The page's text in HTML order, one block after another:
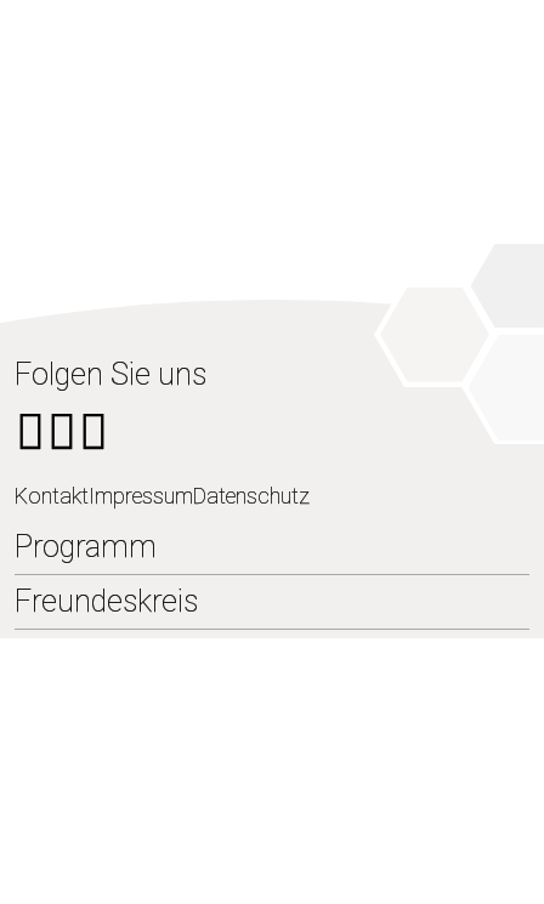
Folgen Sie uns
KontaktImpressumDatenschutz
Programm
Freundeskreis